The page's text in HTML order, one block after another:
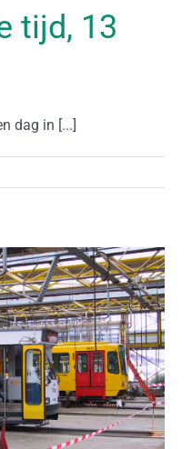
tijd, 13
dag in [...]